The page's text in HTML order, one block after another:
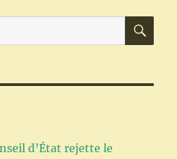
d’État rejette le